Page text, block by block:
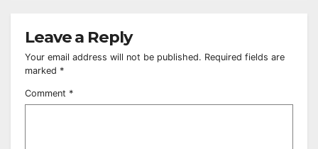
Leave a Reply
Your email address will not be published. Required fields are
marked *
Comment *